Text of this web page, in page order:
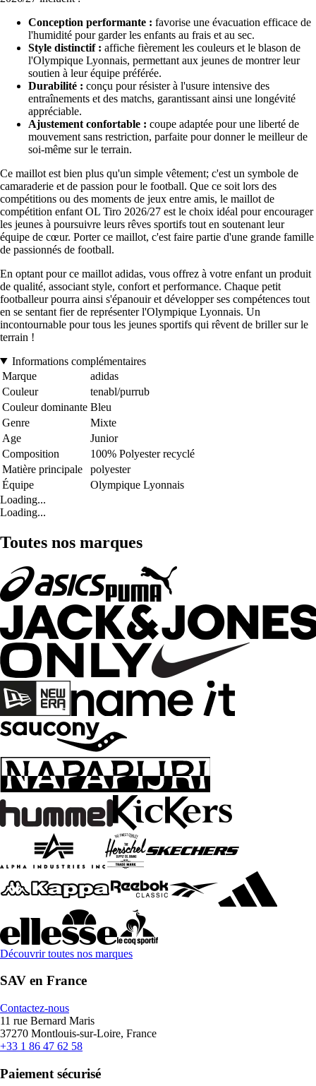
Conception performante : favorise une évacuation efficace de
l'humidité pour garder les enfants au frais et au sec.
Style distinctif : affiche fièrement les couleurs et le blason de
l'Olympique Lyonnais, permettant aux jeunes de montrer leur
soutien à leur équipe préférée.
Durabilité : conçu pour résister à l'usure intensive des
entraînements et des matchs, garantissant ainsi une longévité
appréciable.
Ajustement confortable : coupe adaptée pour une liberté de
mouvement sans restriction, parfaite pour donner le meilleur de
soi-même sur le terrain.
Ce maillot est bien plus qu'un simple vêtement; c'est un symbole de
camaraderie et de passion pour le football. Que ce soit lors des
compétitions ou des moments de jeux entre amis, le maillot de
compétition enfant OL Tiro 2026/27 est le choix idéal pour encourager
les jeunes à poursuivre leurs rêves sportifs tout en soutenant leur
équipe de cœur. Porter ce maillot, c'est faire partie d'une grande famille
de passionnés de football.
En optant pour ce maillot adidas, vous offrez à votre enfant un produit
de qualité, associant style, confort et performance. Chaque petit
footballeur pourra ainsi s'épanouir et développer ses compétences tout
en se sentant fier de représenter l'Olympique Lyonnais. Un
incontournable pour tous les jeunes sportifs qui rêvent de briller sur le
terrain !
Informations complémentaires
Marque
adidas
Couleur
tenabl/purrub
Couleur dominante Bleu
Genre
Mixte
Age
Junior
Composition
100% Polyester recyclé
Matière principale
polyester
Équipe
Olympique Lyonnais
Loading...
Loading...
Toutes nos marques
Découvrir toutes nos marques
SAV en France
Contactez-nous
11 rue Bernard Maris
37270 Montlouis-sur-Loire, France
+33 1 86 47 62 58
Paiement sécurisé